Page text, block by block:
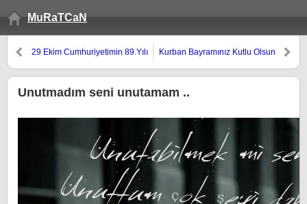
MuRaTCaN
29 Ekim Cumhuriyetimin 89.Yılı
Kurban Bayramınız Kutlu Olsun
Unutmadım seni unutamam ..